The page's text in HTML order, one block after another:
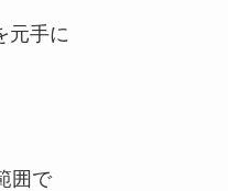
元手に
囲で